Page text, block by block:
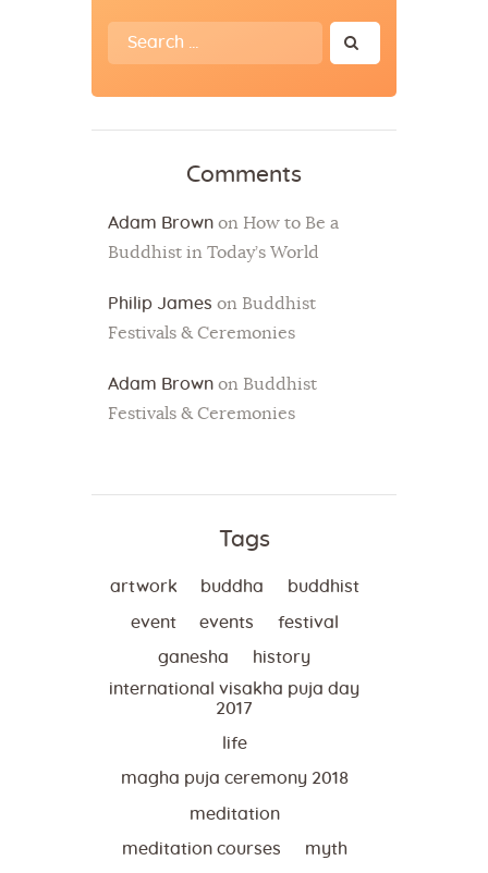
Search
for:
Comments
Adam Brown on How to Be a
Buddhist in Today’s World
Philip James on Buddhist
Festivals & Ceremonies
Adam Brown on Buddhist
Festivals & Ceremonies
Tags
artwork buddha buddhist
event events festival
ganesha
history
international visakha puja day
2017
life
magha puja ceremony 2018
meditation
meditation courses myth